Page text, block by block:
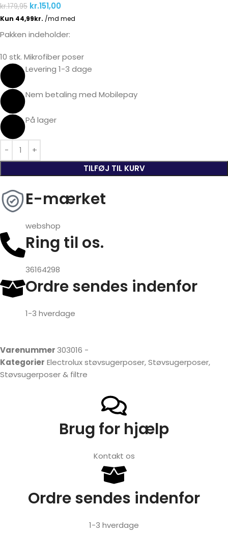
kr.179,95 kr.151,00
Pakken indeholder:
10 stk. Mikrofiber poser
Levering 1-3 dage
Nem betaling med Mobilepay
På lager
TILFØJ TIL KURV
E-mærket
webshop
Ring til os.
36164298
Ordre sendes indenfor
1-3 hverdage
Varenummer 303016 -
Kategorier Electrolux støvsugerposer,Støvsugerposer,
Støvsugerposer & filtre
Brug for hjælp
Kontakt os
Ordre sendes indenfor
1-3 hverdage